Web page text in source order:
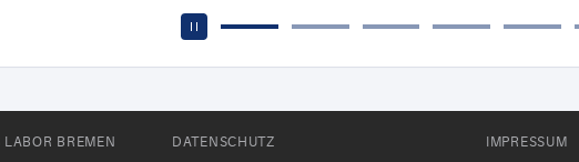
BREMEN
DATENSCHUTZ IMPRESSUM